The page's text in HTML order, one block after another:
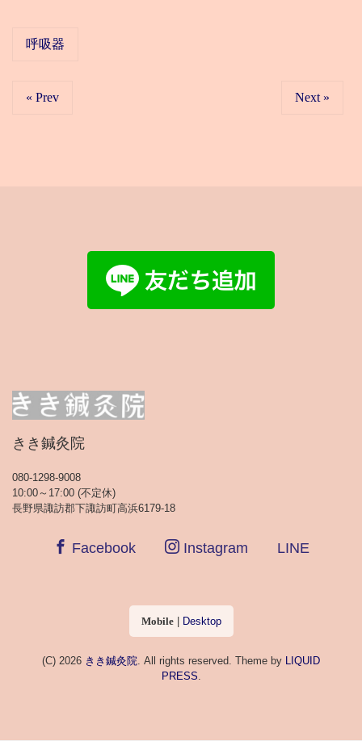
呼吸器
« Prev Next »
きき鍼灸院
080-1298-9008
10:00～17:00 (不定休)
長野県諏訪郡下諏訪町高浜6179-18
Facebook Instagram LINE
Mobile| Desktop
(C) 2026 きき鍼灸院. All rights reserved. Theme by LIQUID
PRESS.